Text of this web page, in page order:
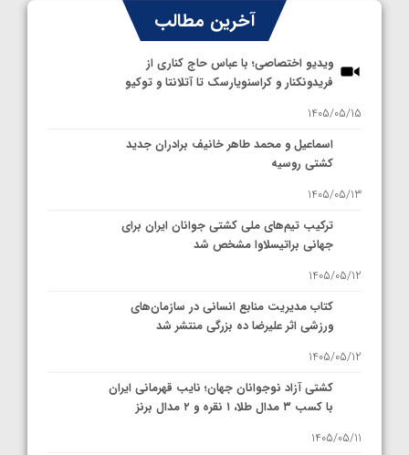
آخرین مطالب
ویدیو اختصاصی؛ با عباس حاج کناری از
فریدونکنار و کراسنویارسک تا آتلانتا و توکیو
1405/05/15
اسماعیل و محمد طاهر خانیف برادران جدید
کشتی روسیه
1405/05/13
ترکیب تیم‌های ملی کشتی جوانان ایران برای
جهانی براتیسلاوا مشخص شد
1405/05/12
کتاب مدیریت منابع انسانی در سازمان‌های
ورزشی اثر علیرضا ده بزرگی منتشر شد
1405/05/12
کشتی آزاد نوجوانان جهان؛ نایب قهرمانی ایران
با کسب ۳ مدال طلا، ۱ نقره و ۲ مدال برنز
1405/05/11